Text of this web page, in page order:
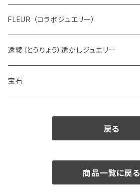
FLEUR （コラボジュエリー）
透綾（とうりょう）透かしジュエリー
宝石
カラーストーン
戻る
商品一覧に戻る